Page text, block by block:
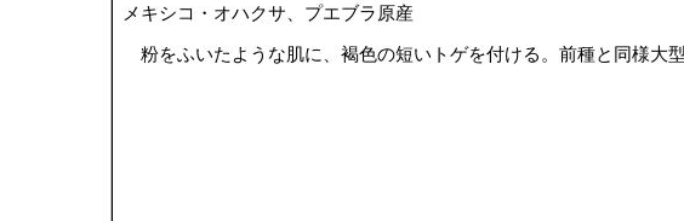
メキシコ・オハクサ、プエブラ原産
粉をふいたような肌に、褐色の短いトゲを付ける。前種と同様大型